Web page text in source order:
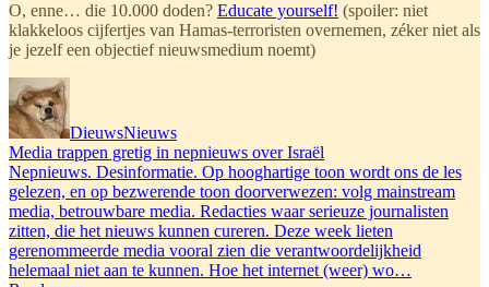
O, enne… die 10.000 doden? Educate yourself! (spoiler: niet
klakkeloos cijfertjes van Hamas-terroristen overnemen, zéker niet als
je jezelf een objectief nieuwsmedium noemt)
DieuwsNieuws
Media trappen gretig in nepnieuws over Israël
Nepnieuws. Desinformatie. Op hooghartige toon wordt ons de les
gelezen, en op bezwerende toon doorverwezen: volg mainstream
media, betrouwbare media. Redacties waar serieuze journalisten
zitten, die het nieuws kunnen cureren. Deze week lieten
gerenommeerde media vooral zien die verantwoordelijkheid
helemaal niet aan te kunnen. Hoe het internet (weer) wo…